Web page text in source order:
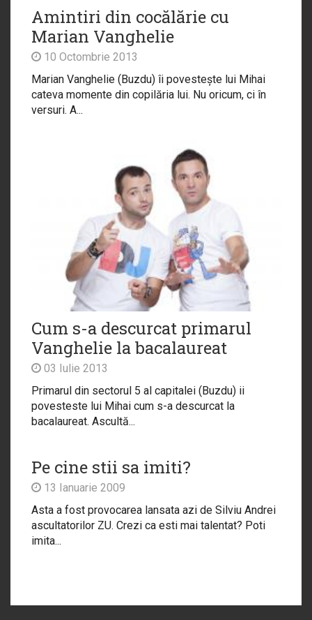
Amintiri din cocălărie cu
Marian Vanghelie
10 Octombrie 2013
Marian Vanghelie (Buzdu) îi povestește lui Mihai
cateva momente din copilăria lui. Nu oricum, ci în
versuri. A...
Cum s-a descurcat primarul
Vanghelie la bacalaureat
03 Iulie 2013
Primarul din sectorul 5 al capitalei (Buzdu) ii
povesteste lui Mihai cum s-a descurcat la
bacalaureat. Ascultă...
Pe cine stii sa imiti?
13 Ianuarie 2009
Asta a fost provocarea lansata azi de Silviu Andrei
ascultatorilor ZU. Crezi ca esti mai talentat? Poti
imita...